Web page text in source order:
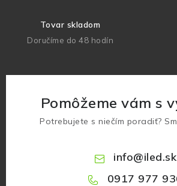
Tovar skladom
Doručíme do 48 hodín
Pomôžeme vám s
Potrebujete s niečím poradiť?
info@iled.sk
0917 977